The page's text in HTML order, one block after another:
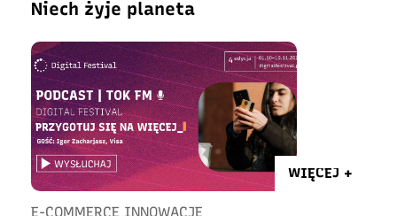
Niech żyje planeta
WIĘCEJ +
E-COMMERCE INNOWACJE